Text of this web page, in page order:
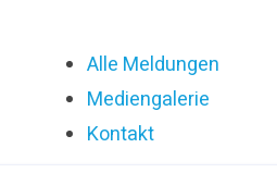
Alle Meldungen
Mediengalerie
Kontakt